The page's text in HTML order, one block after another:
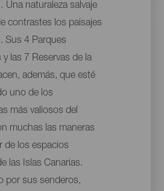
Una naturaleza salvaje
contrastes los paisajes
Sus 4 Parques
y las 7 Reservas de la
además, que esté
uno de los
más valiosos del
muchas las maneras
de los espacios
las Islas Canarias.
por sus senderos,